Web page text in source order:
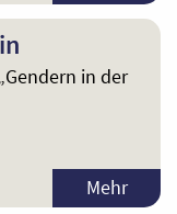
in der
Mehr